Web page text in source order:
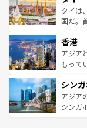
覧を参
ーチミ
醸し出
とつ。
ひ現地
が旅行
参照し
タイは
国だ。
の活気
帯で自
いビー
激する
が待っ
た文化
香港
アジア
もって
み、ど
ており
うな絶
シン
アジア
シンガ